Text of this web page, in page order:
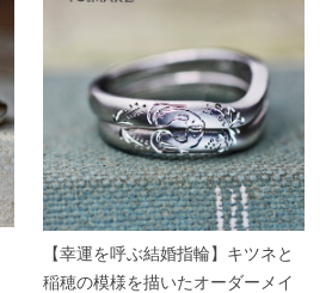
【幸運を呼ぶ結婚指輪】キツネと
稲穂の模様を描いたオーダーメイ